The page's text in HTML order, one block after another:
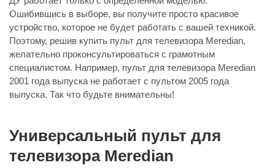
Ошибившись в выборе, вы получите просто красивое
устройство, которое не будет работать с вашей техникой.
Поэтому, решив купить пульт для телевизора Meredian,
желательно проконсультироваться с грамотным
специалистом. Например, пульт для телевизора Meredian
2001 года выпуска не работает с пультом 2005 года
выпуска. Так что будьте внимательны!
Универсальный пульт для
телевизора Meredian